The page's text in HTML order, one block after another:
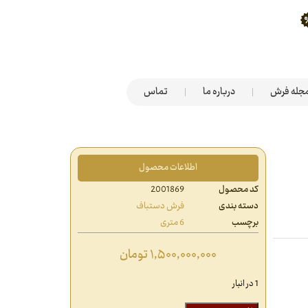
فرش درباره ما تماس
اطلاعات محصول
کد محصول
2001869
دسته بندی
فرش دستباف
برچسب
6 متری
۱,۵۰۰,۰۰۰,۰۰۰تومان
1 در انبار